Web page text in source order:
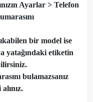
Ayarlar > Telefon
bir model ise
yatağındaki etiketin
bulamazsanız